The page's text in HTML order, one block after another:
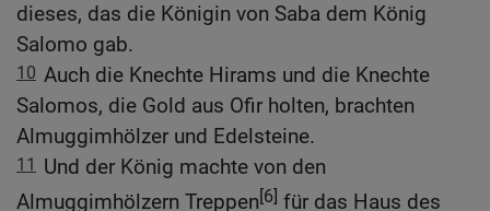
dieses, das die Königin von Saba dem König
Salomo gab.
10 Auch die Knechte Hirams und die Knechte
Salomos, die Gold aus Ofir holten, brachten
Almuggimhölzer und Edelsteine.
11
Und der König machte von den
Almuggimhölzern Treppen[6] für das Haus des